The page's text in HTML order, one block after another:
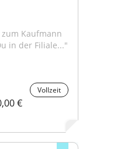
zum Kaufmann
in der Filiale..."
Vollzeit
€